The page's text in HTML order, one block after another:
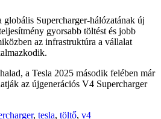
globális Supercharger-hálózatának új
gyorsabb töltést és jobb
az infrastruktúra a vállalat
a Tesla 2025 második felében már
az újgenerációs V4 Supercharger
, tesla, töltő, v4